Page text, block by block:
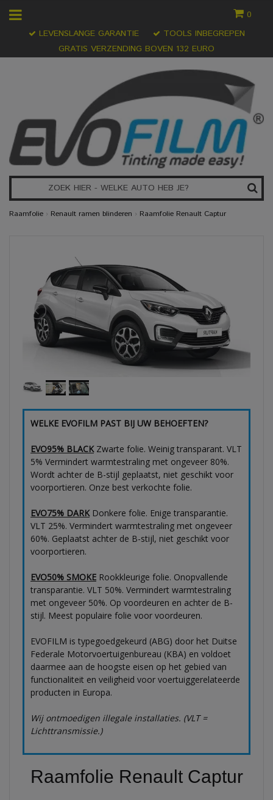
0
GRATIS VERZENDING BOVEN 132 EURO
LEVENSLANGE GARANTIE TOOLS INBEGREPEN
Raamfolie › Renault ramen blinderen › Raamfolie Renault Captur
WELKE EVOFILM PAST BIJ UW BEHOEFTEN?
EVO95% BLACKZwarte folie. Weinig transparant. VLT
5% Vermindert warmtestraling met ongeveer 80%.
Wordt achter de B-stijl geplaatst, niet geschikt voor
voorportieren. Onze best verkochte folie.
EVO75% DARKDonkere folie. Enige transparantie.
VLT 25%. Vermindert warmtestraling met ongeveer
60%. Geplaatst achter de B-stijl, niet geschikt voor
voorportieren.
EVO50% SMOKE Rookkleurige folie. Onopvallende
transparantie. VLT 50%. Vermindert warmtestraling
met ongeveer 50%. Op voordeuren en achter de B-
stijl. Meest populaire folie voor voordeuren.
EVOFILM is typegoedgekeurd (ABG) door het Duitse
Federale Motorvoertuigenbureau (KBA) en voldoet
daarmee aan de hoogste eisen op het gebied van
functionaliteit en veiligheid voor voertuiggerelateerde
producten in Europa.
Wij ontmoedigen illegale installaties. (VLT =
Lichttransmissie.)
Raamfolie Renault Captur